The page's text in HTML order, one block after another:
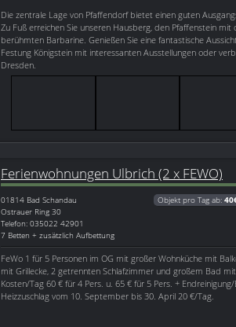
Die zentrale Lage von Pfaffendorf bietet einen guten
Zu Fuß erreichen Sie unseren Hausberg, den Pfaffenstein mit
berühmten Barbarine. Genießen Sie eine fantastische
Festung Königstein mit interessanten Ausstellungen oder
Dresden.
Ferienwohnungen Ulbrich (2 x FEWO)
01814 Bad Schandau
Ostrauer Ring 30
Telefon: 035022 42901
7 Betten + zusätzlich Aufbettung
Objekt pro Tag ab:
FeWo 1 für 5 Personen im OG mit großer Wohnküche mit
mit Grillecke, 2 getrennten Schlafzimmer und großem Bad
Kosten/Tag 60 € für 4 Pers. u. 65 € für 5 Pers. +
Heizzuschlag vom 10. September bis 30. April 20 €/Tag.